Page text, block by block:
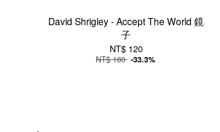
David Shrigley - Accept The World 鏡
子
NT$ 120
NT$ 180 -33.3%